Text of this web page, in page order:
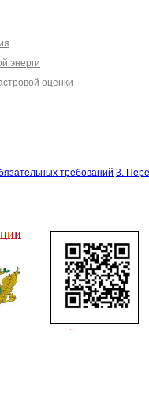
энерги
оценки
требований 3.